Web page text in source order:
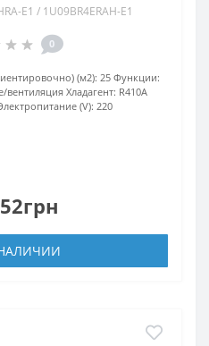
E1 / 1U09BR4ERAH-E1
0
(м2): 25 Функции:
вентиляция Хладагент: R410А
(V): 220